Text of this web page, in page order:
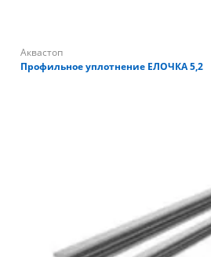
Аквастоп
Профильное уплотнение ЕЛОЧКА 5,2